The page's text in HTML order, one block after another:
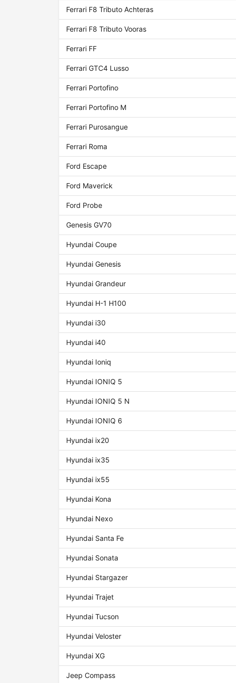
Ferrari F8 Tributo Achteras
Ferrari F8 Tributo Vooras
Ferrari FF
Ferrari GTC4 Lusso
Ferrari Portofino
Ferrari Portofino M
Ferrari Purosangue
Ferrari Roma
Ford Escape
Ford Maverick
Ford Probe
Genesis GV70
Hyundai Coupe
Hyundai Genesis
Hyundai Grandeur
Hyundai H-1 H100
Hyundai i30
Hyundai i40
Hyundai Ioniq
Hyundai IONIQ 5
Hyundai IONIQ 5 N
Hyundai IONIQ 6
Hyundai ix20
Hyundai ix35
Hyundai ix55
Hyundai Kona
Hyundai Nexo
Hyundai Santa Fe
Hyundai Sonata
Hyundai Stargazer
Hyundai Trajet
Hyundai Tucson
Hyundai Veloster
Hyundai XG
Jeep Compass